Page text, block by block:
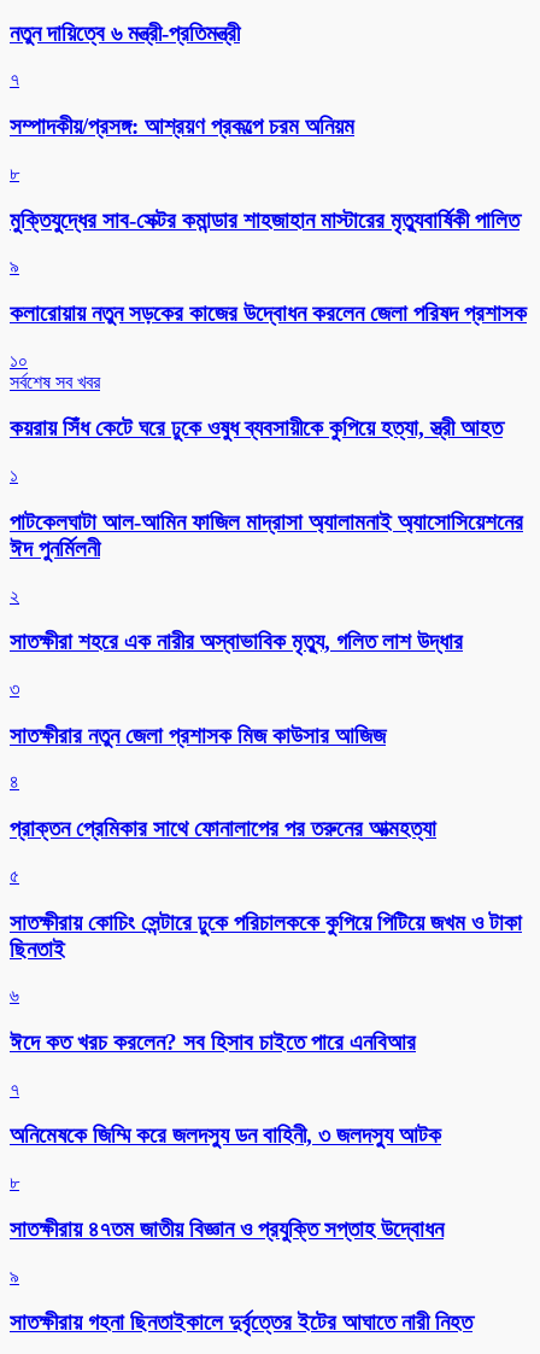
নতুন দায়িত্বে ৬ মন্ত্রী-প্রতিমন্ত্রী
৭
সম্পাদকীয়/প্রসঙ্গ: আশ্রয়ণ প্রকল্পে চরম অনিয়ম
৮
মুক্তিযুদ্ধের সাব-সেক্টর কমান্ডার শাহজাহান মাস্টারের মৃত্যুবার্ষিকী পালিত
৯
কলারোয়ায় নতুন সড়কের কাজের উদ্বোধন করলেন জেলা পরিষদ প্রশাসক
১০
সর্বশেষ সব খবর
কয়রায় সিঁধ কেটে ঘরে ঢুকে ওষুধ ব্যবসায়ীকে কুপিয়ে হত্যা, স্ত্রী আহত
১
পাটকেলঘাটা আল-আমিন ফাজিল মাদ্রাসা অ্যালামনাই অ্যাসোসিয়েশনের
ঈদ পুনর্মিলনী
২
সাতক্ষীরা শহরে এক নারীর অস্বাভাবিক মৃত্যু, গলিত লাশ উদ্ধার
৩
সাতক্ষীরার নতুন জেলা প্রশাসক মিজ কাউসার আজিজ
৪
প্রাক্তন প্রেমিকার সাথে ফোনালাপের পর তরুনের আত্মহত্যা
৫
সাতক্ষীরায় কোচিং সেন্টারে ঢুকে পরিচালককে কুপিয়ে পিটিয়ে জখম ও টাকা
ছিনতাই
৬
ঈদে কত খরচ করলেন? সব হিসাব চাইতে পারে এনবিআর
৭
অনিমেষকে জিম্মি করে জলদস্যু ডন বাহিনী, ৩ জলদস্যু আটক
৮
সাতক্ষীরায় ৪৭তম জাতীয় বিজ্ঞান ও প্রযুক্তি সপ্তাহ উদ্বোধন
৯
সাতক্ষীরায় গহনা ছিনতাইকালে দুর্বৃত্তের ইটের আঘাতে নারী নিহত